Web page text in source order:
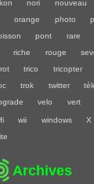
nori nouveau
orange photo
pont rare
riche rouge
trico tricopter
trok twitter
velo vert
wii windows X
Archives